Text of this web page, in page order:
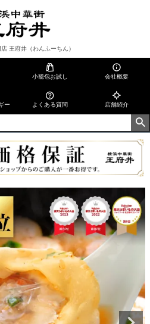
王府井（わんふーちん）
小籠包お試し 会社概要
ー よくある質問 店舗紹介